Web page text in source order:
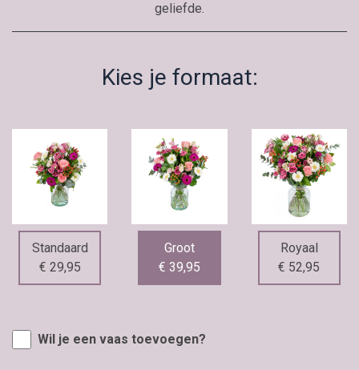
geliefde.
Kies je formaat:
Standaard
€ 29,95
Groot
€ 39,95
Royaal
€ 52,95
Wil je een vaas toevoegen?